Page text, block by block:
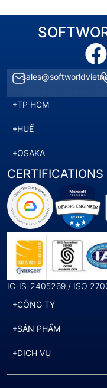
TP HCM
HUẾ
OSAKA
CERTIFICATIONS
IC-IS-2405269 / ISO
CÔNG TY
SẢN PHẨM
DỊCH VỤ